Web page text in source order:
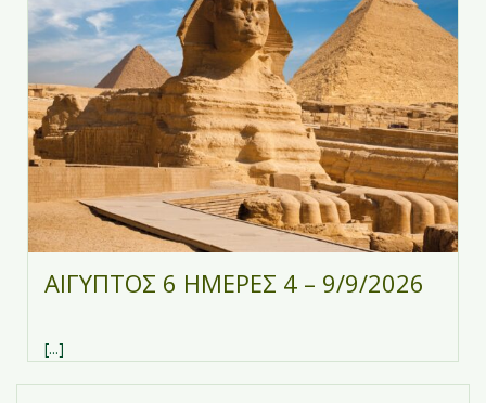
ΑΙΓΥΠΤΟΣ 6 ΗΜΕΡΕΣ 4 – 9/9/2026
[...]